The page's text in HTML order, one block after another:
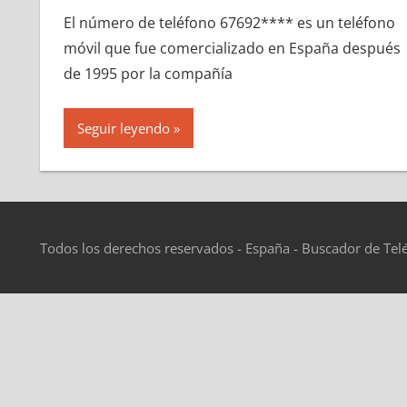
El número dе teléfono 67692**** es un teléfono
móvil quе fue comercializado en España después
dе 1995 pοr la compañía
Seguir leyendo
Todos los derechos reservados - España - Buscador de